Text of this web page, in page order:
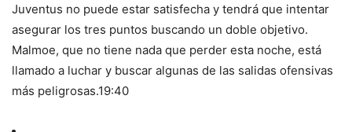
Juventus no puede estar satisfecha y tendrá que intentar
asegurar los tres puntos buscando un doble objetivo.
Malmoe, que no tiene nada que perder esta noche, está
llamado a luchar y buscar algunas de las salidas ofensivas
más peligrosas.19:40